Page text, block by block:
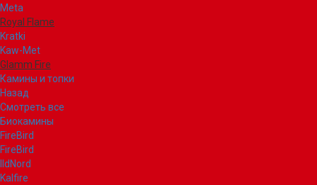
Meta
Royal Flame
Kratki
Kaw-Met
Glamm Fire
Камины и топки
Назад
Смотреть все
Биокамины
FireBird
FireBird
IldNord
Kalfire